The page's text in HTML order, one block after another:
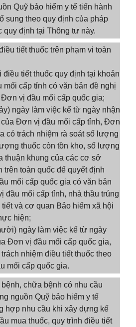
Quỹ bảo hiểm y tế tiến hành
sung theo quy định của pháp
quy định tại Thông tư này.
tiết thuốc trên phạm vi toàn
tiết thuốc quy định tại khoản
cấp tỉnh có văn bản đề nghị
vị đầu mối cấp quốc gia;
ngày làm việc kể từ ngày nhận
Đơn vị đầu mối cấp tỉnh, Đơn
có trách nhiệm rà soát số lượng
thuốc còn tồn kho, số lượng
thuận khung của các cơ sở
trên toàn quốc để quyết định
mối cấp quốc gia có văn bản
đầu mối cấp tỉnh, nhà thầu trúng
và cơ quan Bảo hiểm xã hội
hiện;
ngày làm việc kể từ ngày
Đơn vị đầu mối cấp quốc gia,
nhiệm điều tiết thuốc theo
mối cấp quốc gia.
chữa bệnh có nhu cầu
nguồn Quỹ bảo hiểm y tế
hợp nhu cầu khi xây dựng kế
mua thuốc, quy trình điều tiết